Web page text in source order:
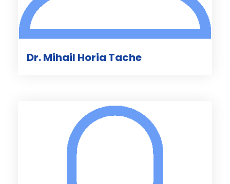
Dr. Mihail Horia Tache